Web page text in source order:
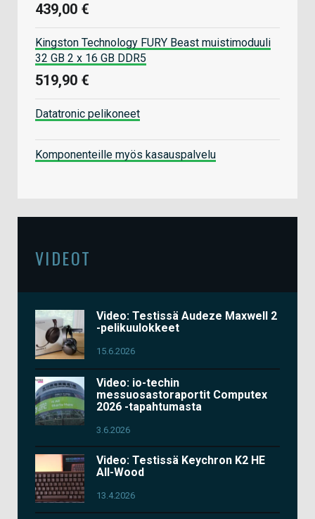
439,00 €
Kingston Technology FURY Beast muistimoduuli
32 GB 2 x 16 GB DDR5
519,90 €
Datatronic pelikoneet
Komponenteille myös kasauspalvelu
VIDEOT
Video: Testissä Audeze Maxwell 2
-pelikuulokkeet
15.6.2026
Video: io-techin
messuosastoraportit Computex
2026 -tapahtumasta
3.6.2026
Video: Testissä Keychron K2 HE
All-Wood
13.4.2026